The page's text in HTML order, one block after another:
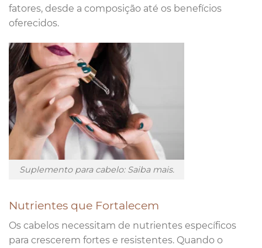
fatores, desde a composição até os benefícios
oferecidos.
Suplemento para cabelo: Saiba mais.
Nutrientes que Fortalecem
Os cabelos necessitam de nutrientes específicos
para crescerem fortes e resistentes. Quando o